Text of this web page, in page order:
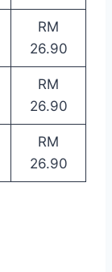
RM
26.90
RM
26.90
RM
26.90